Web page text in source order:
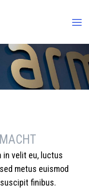
in velit eu, luctus
metus euismod
finibus.